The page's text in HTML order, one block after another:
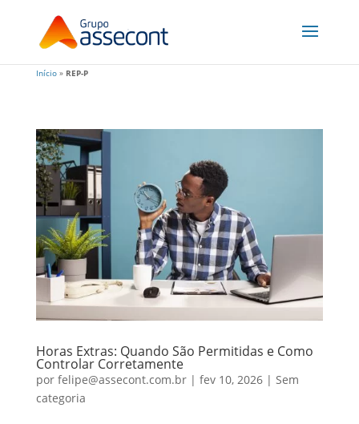
Início» REP-P
Horas Extras: Quando São Permitidas e Como
Controlar Corretamente
por felipe@assecont.com.br| fev 10, 2026| Sem
categoria